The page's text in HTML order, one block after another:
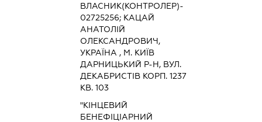
ВЛАСНИК(КОНТРОЛЕР)-
02725256; КАЦАЙ
АНАТОЛІЙ
ОЛЕКСАНДРОВИЧ,
УКРАЇНА , М. КИЇВ
ДАРНИЦЬКИЙ Р-Н, ВУЛ.
ДЕКАБРИСТІВ КОРП. 1237
КВ. 103
"КІНЦЕВИЙ
БЕНЕФІЦІАРНИЙ